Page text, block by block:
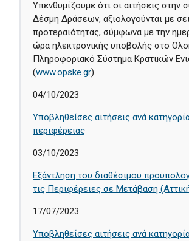
Υπενθυμίζουμε ότι οι αιτήσεις στην
Δέσμη Δράσεων, αξιολογούνται με
προτεραιότητας, σύμφωνα με την
ώρα ηλεκτρονικής υποβολής στο
Πληροφοριακό Σύστημα Κρατικών
(www.opske.gr).
04/10/2023
Υποβληθείσες αιτήσεις ανά
περιφέρειας
03/10/2023
Εξάντληση του διαθέσιμου
τις Περιφέρειες σε Μετάβαση
17/07/2023
Υποβληθείσες αιτήσεις ανά